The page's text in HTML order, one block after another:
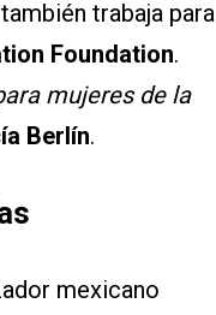
trabaja para
Foundation.
mujeres de la
Berlín.
mexicano